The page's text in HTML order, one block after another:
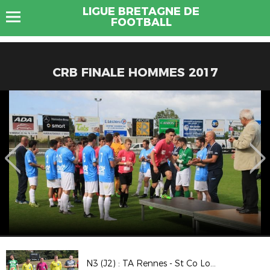
LIGUE BRETAGNE DE
FOOTBALL
CRB FINALE HOMMES 2017
N3 (J2) : TA Rennes - St Co Locminé (2-0)